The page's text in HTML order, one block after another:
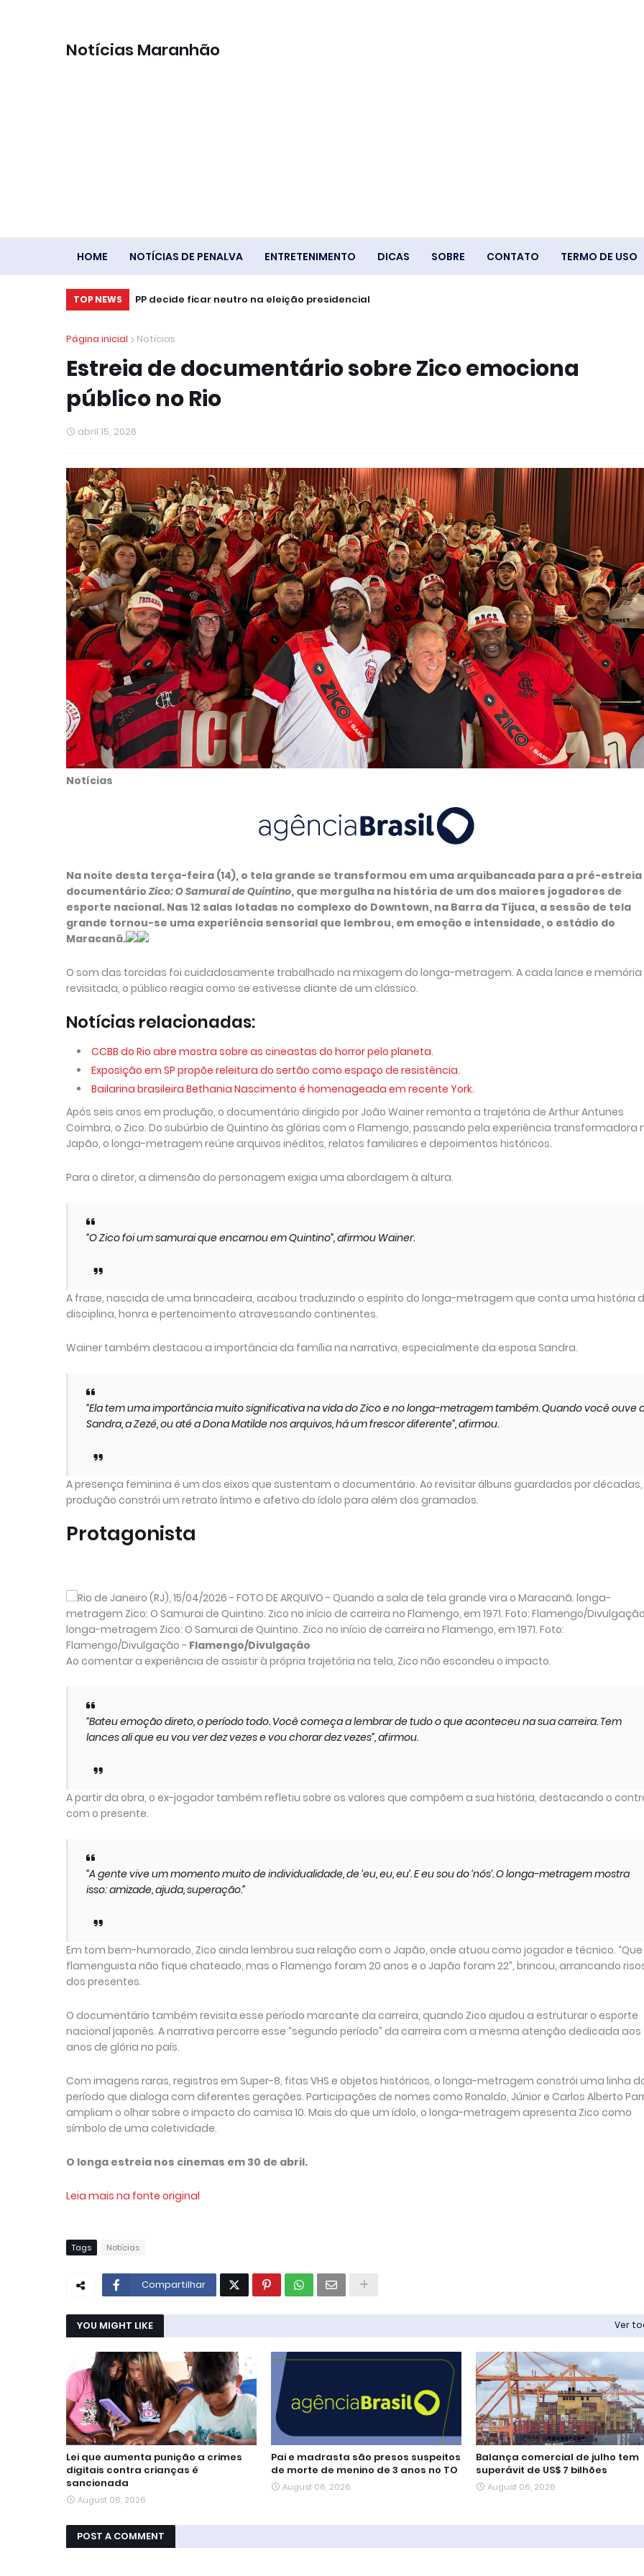
Notícias Maranhão
HOME NOTÍCIAS DE PENALVA ENTRETENIMENTO DICAS SOBRE CONTATO TERMO DE USO
TOP NEWS PP decide ficar neutro na eleição presidencial
Página inicial Notícias
Estreia de documentário sobre Zico emociona
público no Rio
abril 15, 2026
Notícias
Na noite desta terça-feira (14), o tela grande se transformou em uma arquibancada para a pré-estreia
documentário Zico: O Samurai de Quintino, que mergulha na história de um dos maiores jogadores de
esporte nacional. Nas 12 salas lotadas no complexo do Downtown, na Barra da Tijuca, a sessão de tela
grande tornou-se uma experiência sensorial que lembrou, em emoção e intensidade, o estádio do
Maracanã.
O som das torcidas foi cuidadosamente trabalhado na mixagem do longa-metragem. A cada lance e memória
revisitada, o público reagia como se estivesse diante de um clássico.
Notícias relacionadas:
CCBB do Rio abre mostra sobre as cineastas do horror pelo planeta.
Exposição em SP propõe releitura do sertão como espaço de resistência.
Bailarina brasileira Bethania Nascimento é homenageada em recente York.
Após seis anos em produção, o documentário dirigido por João Wainer remonta a trajetória de Arthur Antunes
Coimbra, o Zico. Do subúrbio de Quintino às glórias com o Flamengo, passando pela experiência transformadora
Japão, o longa-metragem reúne arquivos inéditos, relatos familiares e depoimentos históricos.
Para o diretor, a dimensão do personagem exigia uma abordagem à altura.
“O Zico foi um samurai que encarnou em Quintino”, afirmou Wainer.
A frase, nascida de uma brincadeira, acabou traduzindo o espírito do longa-metragem que conta uma história
disciplina, honra e pertencimento atravessando continentes.
Wainer também destacou a importância da família na narrativa, especialmente da esposa Sandra.
“Ela tem uma importância muito significativa na vida do Zico e no longa-metragem também. Quando você ouve
Sandra, a Zezé, ou até a Dona Matilde nos arquivos, há um frescor diferente”, afirmou.
A presença feminina é um dos eixos que sustentam o documentário. Ao revisitar álbuns guardados por
produção constrói um retrato íntimo e afetivo do ídolo para além dos gramados.
Protagonista
longa-metragem Zico: O Samurai de Quintino. Zico no início de carreira no Flamengo, em 1971. Foto:
Flamengo/Divulgação - Flamengo/Divulgação
Ao comentar a experiência de assistir à própria trajetória na tela, Zico não escondeu o impacto.
“Bateu emoção direto, o período todo. Você começa a lembrar de tudo o que aconteceu na sua carreira. Tem
lances ali que eu vou ver dez vezes e vou chorar dez vezes”, afirmou.
A partir da obra, o ex-jogador também refletiu sobre os valores que compõem a sua história, destacando o
com o presente.
“A gente vive um momento muito de individualidade, de ‘eu, eu, eu’. E eu sou do ‘nós’. O longa-metragem mostra
isso: amizade, ajuda, superação.”
Em tom bem-humorado, Zico ainda lembrou sua relação com o Japão, onde atuou como jogador e técnico.
flamenguista não fique chateado, mas o Flamengo foram 20 anos e o Japão foram 22”, brincou, arrancando
dos presentes.
O documentário também revisita esse período marcante da carreira, quando Zico ajudou a estruturar o esporte
nacional japonês. A narrativa percorre esse “segundo período” da carreira com a mesma atenção dedicada aos
anos de glória no país.
Com imagens raras, registros em Super-8, fitas VHS e objetos históricos, o longa-metragem constrói uma linha
período que dialoga com diferentes gerações. Participações de nomes como Ronaldo, Júnior e Carlos Alberto
ampliam o olhar sobre o impacto do camisa 10. Mais do que um ídolo, o longa-metragem apresenta Zico como
símbolo de uma coletividade.
O longa estreia nos cinemas em 30 de abril.
Leia mais na fonte original
Tags Notícias
Compartilhar
YOU MIGHT LIKE Ver
Lei que aumenta punição a crimes
digitais contra crianças é
sancionada
August 06, 2026
Pai e madrasta são presos suspeitos
de morte de menino de 3 anos no TO
August 06, 2026
Balança comercial de julho tem
superávit de US$ 7 bilhões
August 06, 2026
POST A COMMENT